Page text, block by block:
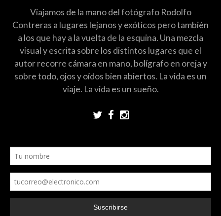
Viajamos de la mano del fotógrafo Rodolfo
Contreras a lugares lejanos y exóticos pero también
a los que hay a la vuelta de la esquina. Una mezcla
visual y escrita sobre los distintos lugares que el
autor recorre cámara en mano, bolígrafo en oreja y
sobre todo, ojos y oídos bien abiertos. La vida es un
viaje. La vida es un sueño.